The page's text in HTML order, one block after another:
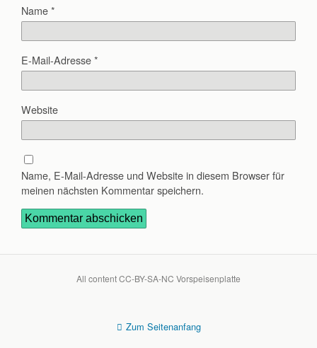
Name*
E-Mail-Adresse*
Website
Name, E-Mail-Adresse und Website in diesem Browser für
meinen nächsten Kommentar speichern.
All content CC-BY-SA-NC Vorspeisenplatte
Zum Seitenanfang